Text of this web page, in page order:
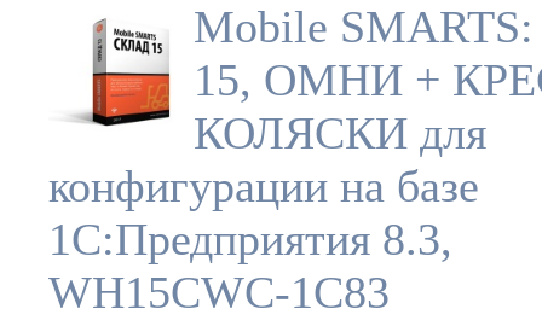
Mobile
15, ОМНИ +
КОЛЯСКИ для
конфигурации на базе
1С:Предприятия 8.3,
WH15CWC-1C83